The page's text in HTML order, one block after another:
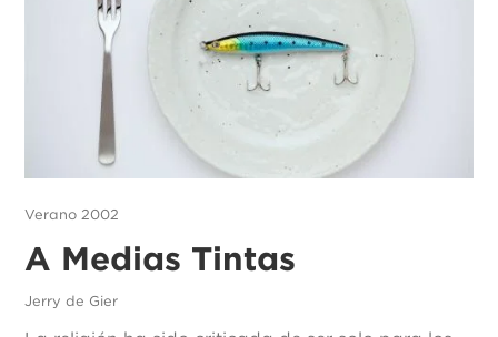
Verano 2002
A Medias Tintas
Jerry de Gier